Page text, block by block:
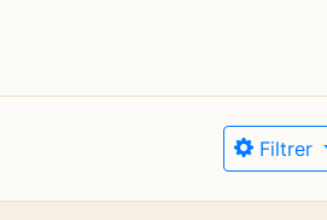
Filtrer